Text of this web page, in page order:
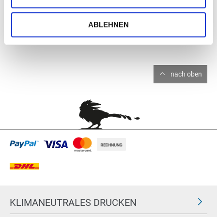
ABLEHNEN
nach oben
KLIMANEUTRALES DRUCKEN